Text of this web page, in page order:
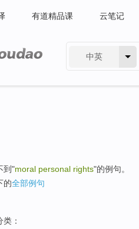
有道精品课 云笔记
中英
到"moral personal rights"的例句。
的全部例句
：